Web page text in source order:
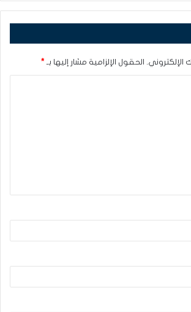
الإلكتروني. الحقول الإلزامية مشار إليها بـ *